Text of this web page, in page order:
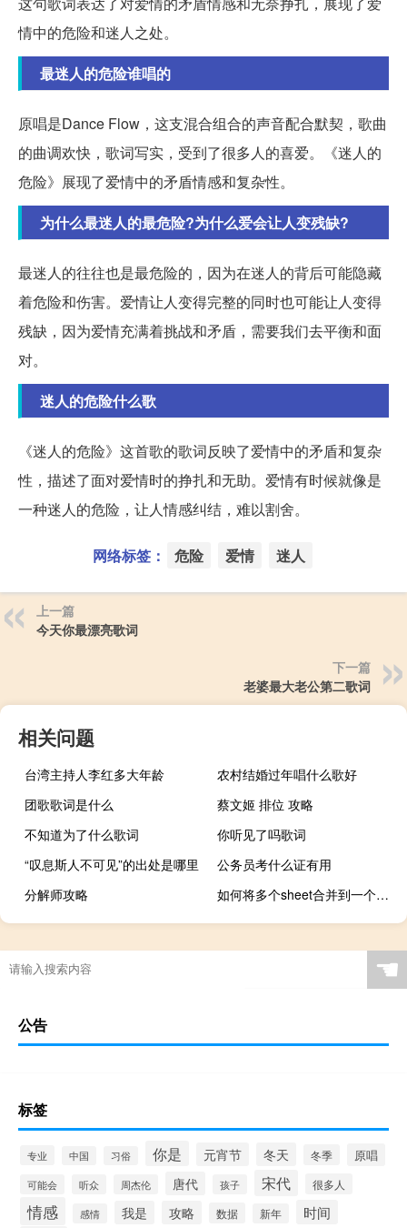
情中的危险和迷人之处。
最迷人的危险谁唱的
原唱是Dance Flow，这支混合组合的声音配合默契，歌曲
的曲调欢快，歌词写实，受到了很多人的喜爱。《迷人的
危险》展现了爱情中的矛盾情感和复杂性。
为什么最迷人的最危险?为什么爱会让人变残缺?
最迷人的往往也是最危险的，因为在迷人的背后可能隐藏
着危险和伤害。爱情让人变得完整的同时也可能让人变得
残缺，因为爱情充满着挑战和矛盾，需要我们去平衡和面
对。
迷人的危险什么歌
《迷人的危险》这首歌的歌词反映了爱情中的矛盾和复杂
性，描述了面对爱情时的挣扎和无助。爱情有时候就像是
一种迷人的危险，让人情感纠结，难以割舍。
网络标签： 危险 爱情 迷人
上一篇
今天你最漂亮歌词
下一篇
老婆最大老公第二歌词
相关问题
台湾主持人李红多大年龄
农村结婚过年唱什么歌好
团歌歌词是什么
蔡文姬 排位 攻略
不知道为了什么歌词
你听见了吗歌词
“叹息斯人不可见”的出处是哪里
公务员考什么证有用
分解师攻略
如何将多个sheet合并到一个sheet（如何将多个sheet合并到一个sheet里）
☚
公告
标签
专业 中国 习俗 你是 元宵节 冬天 冬季 原唱
可能会 听众 周杰伦 唐代 孩子 宋代 很多人
情感 感情 我是 攻略 数据 新年 时间